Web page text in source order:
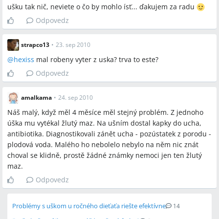
ušku tak nič, neviete o čo by mohlo ísť... ďakujem za radu
Odpovedz
strapco13 • 23. sep 2010
@hexiss mal robeny vyter z uska? trva to este?
Odpovedz
amalkama • 24. sep 2010
Náš malý, když měl 4 měsíce měl stejný problém. Z jednoho
úška mu vytékal žlutý maz. Na ušním dostal kapky do ucha,
antibiotika. Diagnostikovali zánět ucha - pozústatek z porodu -
plodová voda. Malého ho nebolelo nebylo na něm nic znát
choval se klidně, prostě žádné známky nemoci jen ten žlutý
maz.
Odpovedz
Problémy s uškom u ročného dieťaťa riešte efektívne 14